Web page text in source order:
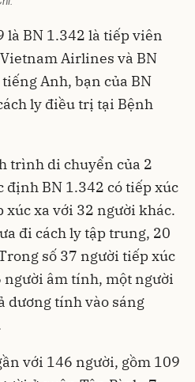
là BN 1.342 là tiếp viên
Airlines và BN
Anh, bạn của BN
ly điều trị tại Bệnh
trình di chuyển của 2
định BN 1.342 có tiếp xúc
xúc xa với 32 người khác.
đi cách ly tập trung, 20
số 37 người tiếp xúc
người âm tính, một người
dương tính vào sáng
với 146 người, gồm 109